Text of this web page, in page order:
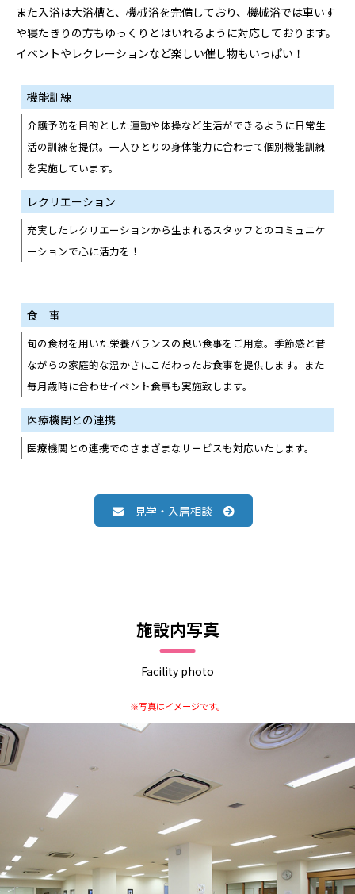
また入浴は大浴槽と、機械浴を完備しており、機械浴では車いす
や寝たきりの方もゆっくりとはいれるように対応しております。
イベントやレクレーションなど楽しい催し物もいっぱい！
機能訓練
介護予防を目的とした運動や体操など生活ができるように日常生
活の訓練を提供。一人ひとりの身体能力に合わせて個別機能訓練
を実施しています。
レクリエーション
充実したレクリエーションから生まれるスタッフとのコミュニケ
ーションで心に活力を！
食 事
旬の食材を用いた栄養バランスの良い食事をご用意。季節感と昔
ながらの家庭的な温かさにこだわったお食事を提供します。また
毎月歳時に合わせイベント食事も実施致します。
医療機関との連携
医療機関との連携でのさまざまなサービスも対応いたします。
見学・入居相談
施設内写真
Facility photo
※写真はイメージです。